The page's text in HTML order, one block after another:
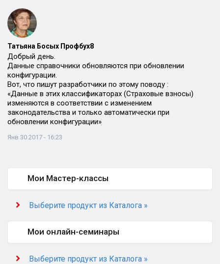
Татьяна Босых Профбух8
Добрый день.
Данные справочники обновляются при обновлении
конфигурации.
Вот, что пишут разработчики по этому поводу :
«Данные в этих классификаторах (Страховые взносы)
изменяются в соответствии с изменением
законодательства и только автоматически при
обновлении конфигурации»
Янв 30 2017 - 16:23
Мои Мастер-классы
Выберите продукт из Каталога »
Мои онлайн-семинары
Выберите продукт из Каталога »